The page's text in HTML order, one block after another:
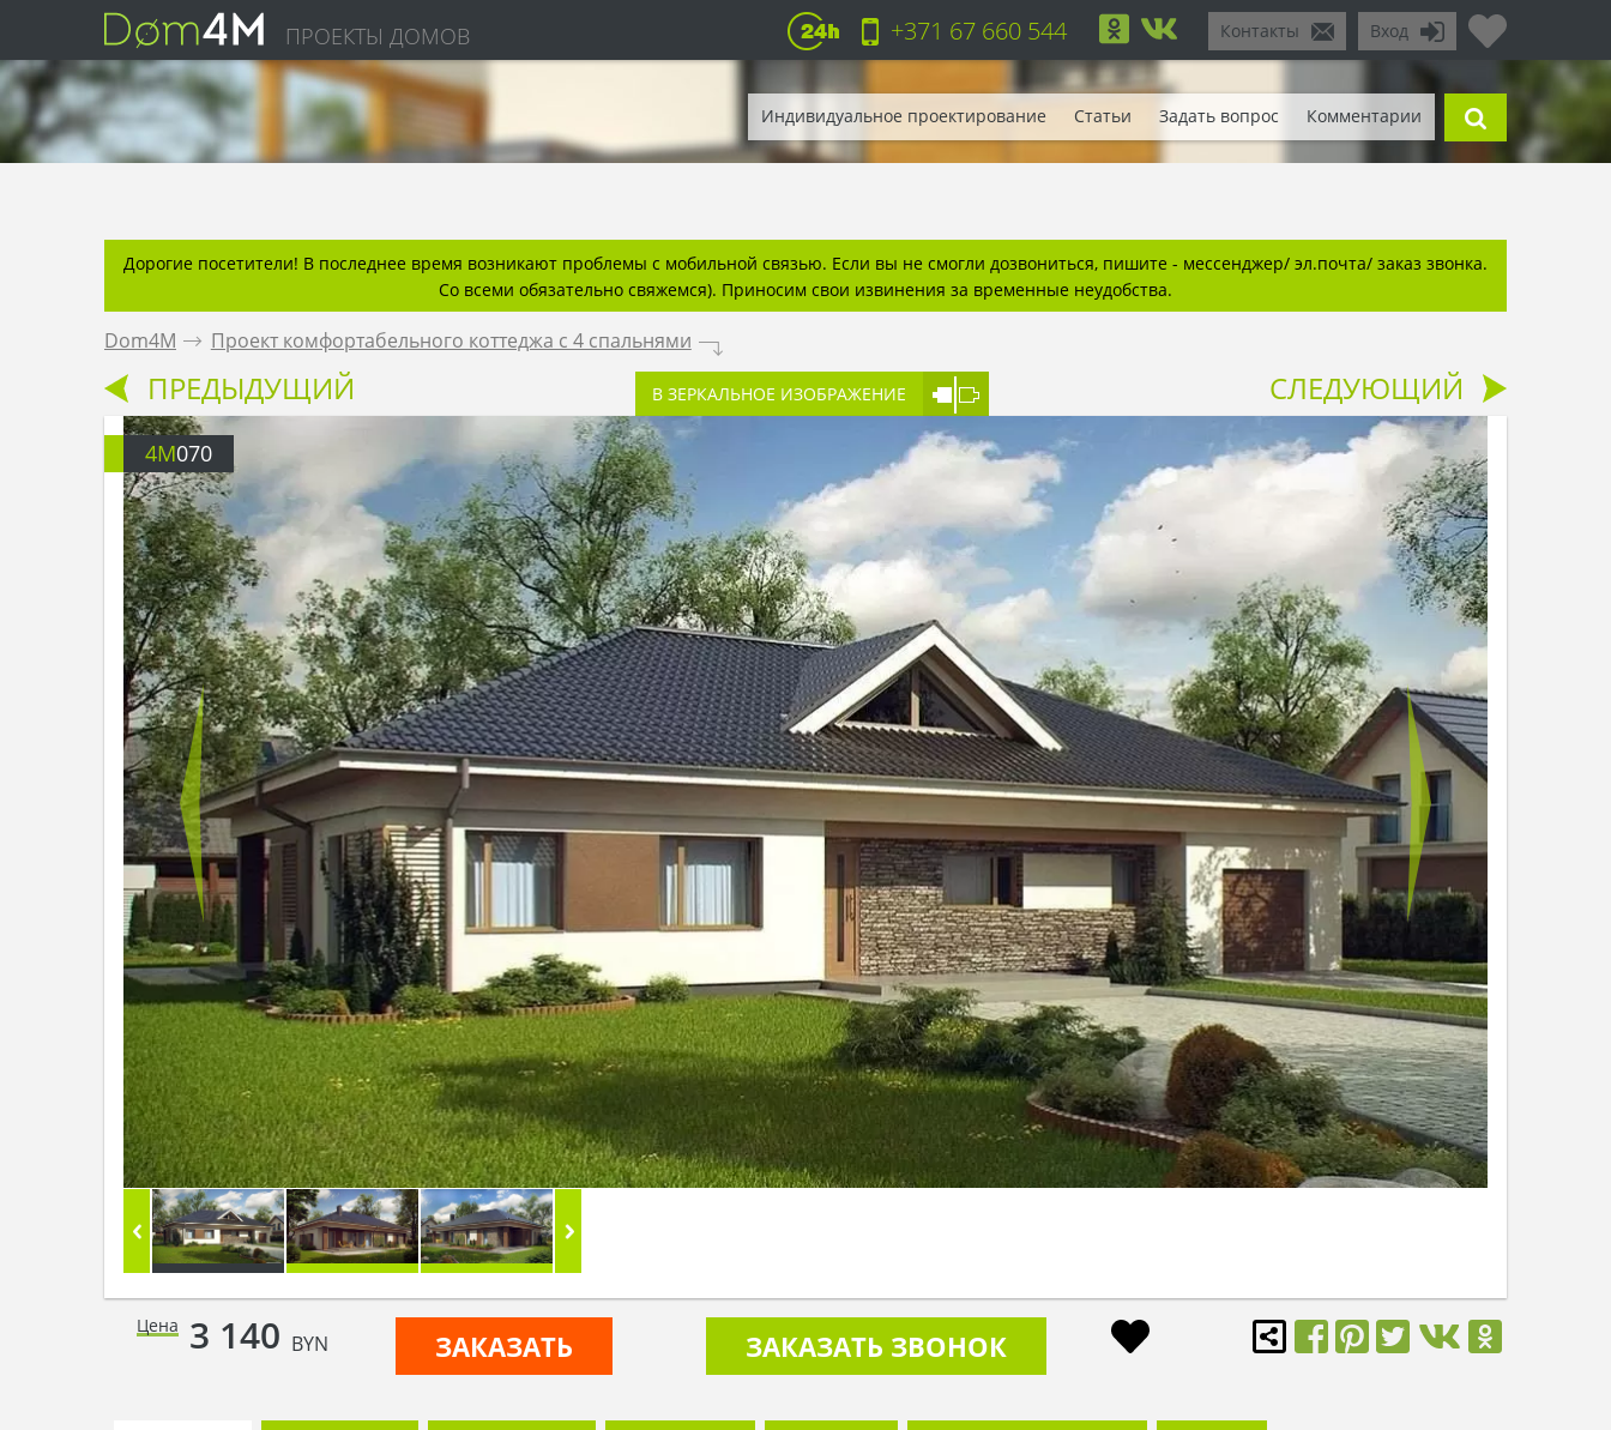
ПРОЕКТЫ ДОМОВ Вход
Контакты
+371 67 660 544
Индивидуальное проектирование Статьи Задать вопрос Комментарии
Дорогие посетители! В последнее время возникают проблемы с мобильной связью. Если вы не смогли дозвониться, пишите - мессенджер/ эл.почта/ заказ звонка.
Со всеми обязательно свяжемся). Приносим свои извинения за временные неудобства.
Dom4M . Проект комфортабельного коттеджа с 4 спальнями .
ПРЕДЫДУЩИЙ В ЗЕРКАЛЬНОЕ ИЗОБРАЖЕНИЕ СЛЕДУЮЩИЙ
4M070
Цена 3 140 BYN ЗАКАЗАТЬ ЗАКАЗАТЬ ЗВОНОК